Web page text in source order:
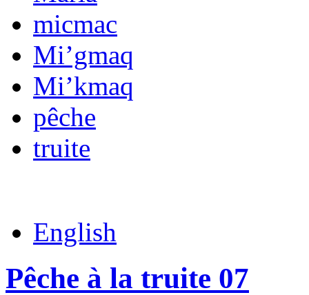
micmac
Mi’gmaq
Mi’kmaq
pêche
truite
English
Pêche à la truite 07